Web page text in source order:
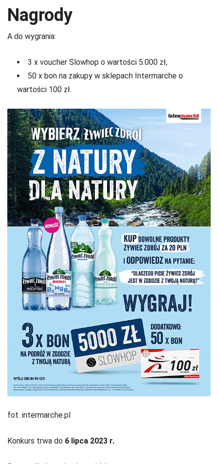
Nagrody
A do wygrania:
3 x voucher Slowhop o wartości 5.000 zł,
50 x bon na zakupy w sklepach Intermarche o
wartości 100 zł.
fot. intermarche.pl
Konkurs trwa do 6 lipca 2023 r.